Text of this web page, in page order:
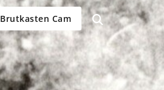
Brutkasten Cam